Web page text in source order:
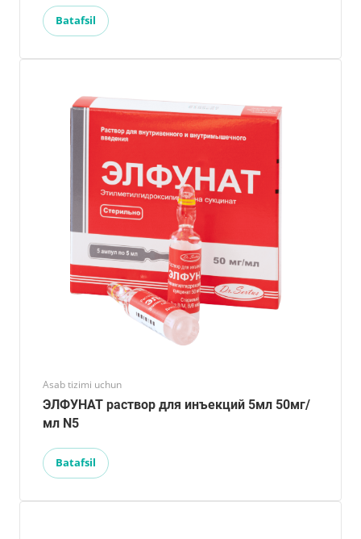
Batafsil
Asab tizimi uchun
ЭЛФУНАТ раствор для инъекций 5мл 50мг/
мл N5
Batafsil